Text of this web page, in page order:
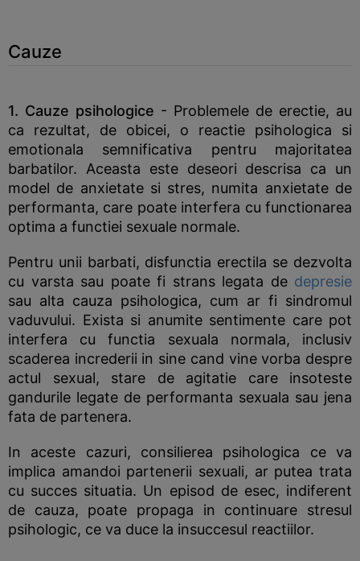
Cauze
1. Cauze psihologice - Problemele de erectie, au
ca rezultat, de obicei, o reactie psihologica si
emotionala semnificativa pentru majoritatea
barbatilor. Aceasta este deseori descrisa ca un
model de anxietate si stres, numita anxietate de
performanta, care poate interfera cu functionarea
optima a functiei sexuale normale.
Pentru unii barbati, disfunctia erectila se dezvolta
cu varsta sau poate fi strans legata de depresie
sau alta cauza psihologica, cum ar fi sindromul
vaduvului. Exista si anumite sentimente care pot
interfera cu functia sexuala normala, inclusiv
scaderea increderii in sine cand vine vorba despre
actul sexual, stare de agitatie care insoteste
gandurile legate de performanta sexuala sau jena
fata de partenera.
In aceste cazuri, consilierea psihologica ce va
implica amandoi partenerii sexuali, ar putea trata
cu succes situatia. Un episod de esec, indiferent
de cauza, poate propaga in continuare stresul
psihologic, ce va duce la insuccesul reactiilor.